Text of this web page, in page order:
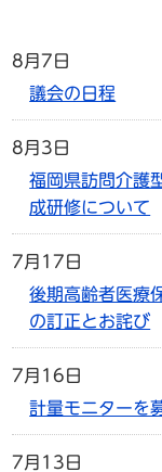
8月7日
議会の日程
8月3日
福岡県訪問介護
成研修について
7月17日
後期高齢者医療
の訂正とお詫び
7月16日
計量モニターを
7月13日